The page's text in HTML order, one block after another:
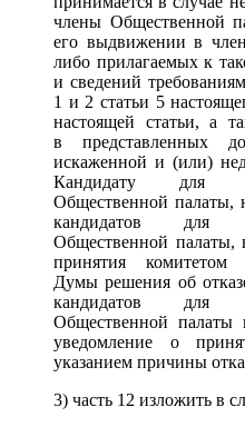
члены Общественной
его выдвижении в
либо прилагаемых к
и сведений
1 и 2 статьи 5
настоящей статьи, а
в представленных
искаженной и (или)
Кандидату для
Общественной палаты,
кандидатов для
Общественной палаты,
принятия комитетом
Думы решения об
кандидатов для
Общественной палаты
уведомление о
указанием причины
3) часть 12 изложить в